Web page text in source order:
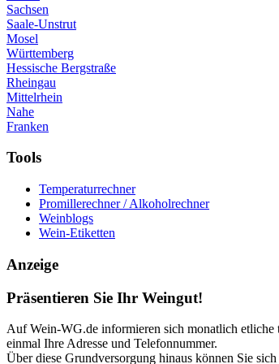
Sachsen
Saale-Unstrut
Mosel
Württemberg
Hessische Bergstraße
Rheingau
Mittelrhein
Nahe
Franken
Tools
Temperaturrechner
Promillerechner / Alkoholrechner
Weinblogs
Wein-Etiketten
Anzeige
Präsentieren Sie Ihr Weingut!
Auf Wein-WG.de informieren sich monatlich etliche
einmal Ihre Adresse und Telefonnummer.
Über diese Grundversorgung hinaus können Sie